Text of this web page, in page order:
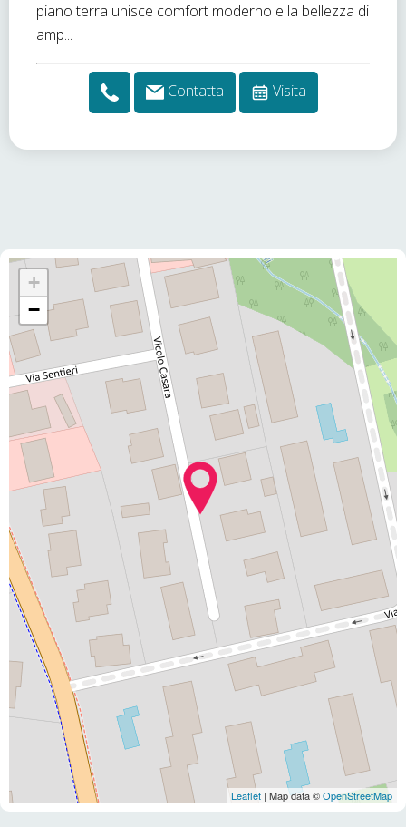
piano terra unisce comfort moderno e la bellezza di
amp...
Contatta Visita
+
−
Leaflet | Map data ©OpenStreetMap